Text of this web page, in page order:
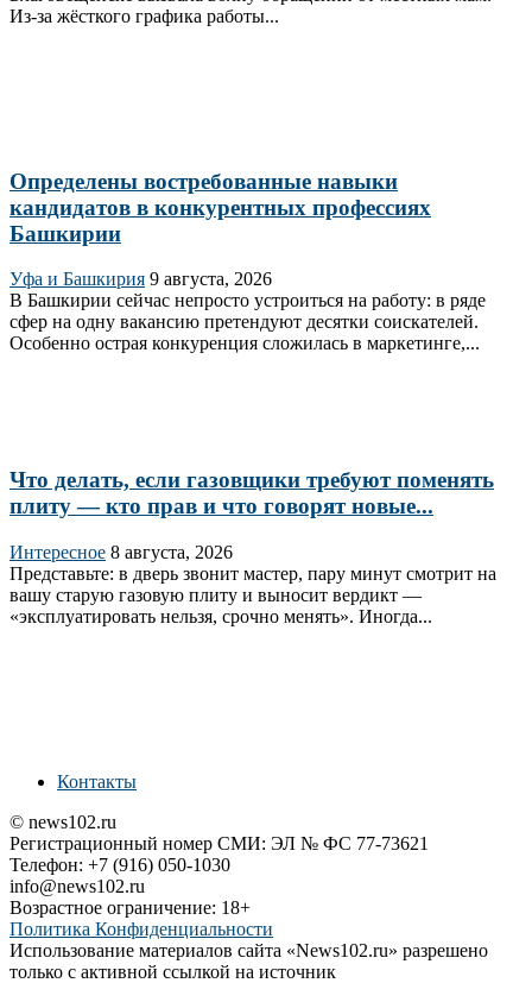
Из‑за жёсткого графика работы...
Определены востребованные навыки
кандидатов в конкурентных профессиях
Башкирии
Уфа и Башкирия 9 августа, 2026
В Башкирии сейчас непросто устроиться на работу: в ряде
сфер на одну вакансию претендуют десятки соискателей.
Особенно острая конкуренция сложилась в маркетинге,...
Что делать, если газовщики требуют поменять
плиту — кто прав и что говорят новые...
Интересное 8 августа, 2026
Представьте: в дверь звонит мастер, пару минут смотрит на
вашу старую газовую плиту и выносит вердикт —
«эксплуатировать нельзя, срочно менять». Иногда...
Контакты
© news102.ru
Регистрационный номер СМИ: ЭЛ № ФС 77-73621
Телефон: +7 (916) 050-1030
info@news102.ru
Возрастное ограничение: 18+
Политика Конфиденциальности
Использование материалов сайта «News102.ru» разрешено
только с активной ссылкой на источник